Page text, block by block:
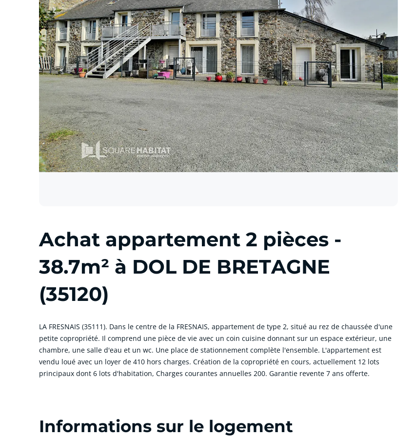
Achat appartement 2 pièces -
38.7m² à DOL DE BRETAGNE
(35120)
LA FRESNAIS (35111). Dans le centre de la FRESNAIS, appartement de type 2, situé au rez de chaussée d'une
petite copropriété. Il comprend une pièce de vie avec un coin cuisine donnant sur un espace extérieur, une
chambre, une salle d'eau et un wc. Une place de stationnement complète l'ensemble. L'appartement est
vendu loué avec un loyer de 410 hors charges. Création de la copropriété en cours, actuellement 12 lots
principaux dont 6 lots d'habitation, Charges courantes annuelles 200. Garantie revente 7 ans offerte.
Informations sur le logement